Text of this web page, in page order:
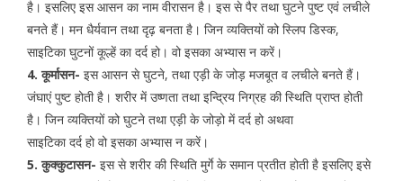
है। इसलिए इस आसन का नाम वीरासन है। इस से पैर तथा घुटने पुष्ट एवं लचीले
बनते हैं। मन धैर्यवान तथा दृढ़ बनता है। जिन व्यक्तियों को स्लिप डिस्क,
साइटिका घुटनों कूल्हें का दर्द हो। वो इसका अभ्यास न करें।
4. कूर्मासन- इस आसन से घुटने, तथा एड़ी के जोड़ मजबूत व लचीले बनते हैं।
जंघाएं पुष्ट होती है। शरीर में उष्णता तथा इन्द्रिय निग्रह की स्थिति प्राप्त होती
है। जिन व्यक्तियों को घुटने तथा एड़ी के जोड़ो में दर्द हो अथवा
साइटिका दर्द हो वो इसका अभ्यास न करें।
5. कुक्कुटासन- इस से शरीर की स्थिति मुर्गे के समान प्रतीत होती है इसलिए इसे